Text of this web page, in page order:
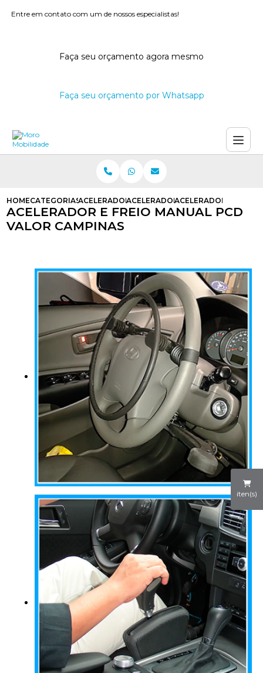
Entre em contato com um de nossos especialistas!
Faça seu orçamento agora mesmo
Faça seu orçamento por Whatsapp
iten(s)
HOMECATEGORIASACELERADORES E FREIOS MANUAIS
ACELERADOR E FREIO MANUAL
ACELERADOR E FREIO
ACELERADOR E FREIO MANUAL PCD
VALOR CAMPINAS